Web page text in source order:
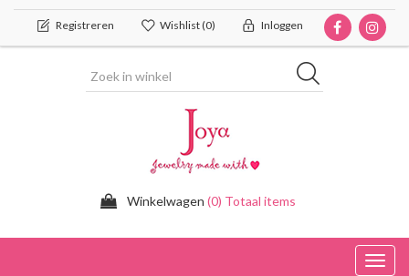
Registreren Wishlist(0) Inloggen
Winkelwagen (0) Totaal items